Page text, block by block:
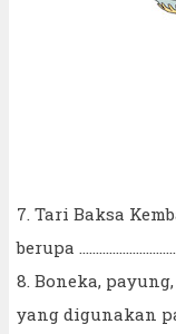
7. Tari Baksa
berupa
8. Boneka,
yang digunakan pada